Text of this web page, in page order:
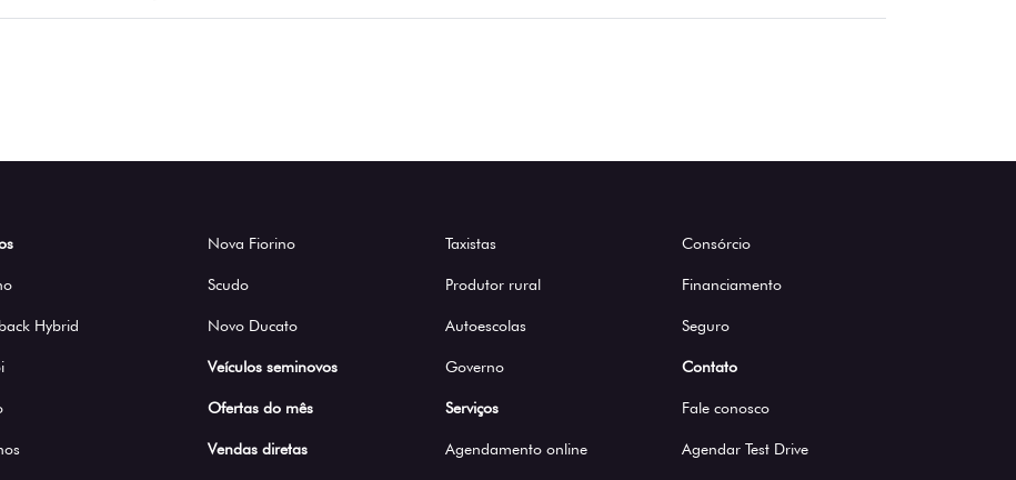
Hybrid
Nova Fiorino
Scudo
Novo Ducato
Veículos seminovos
Ofertas do mês
Vendas diretas
Taxistas
Produtor rural
Autoescolas
Governo
Serviços
Agendamento online
Consórcio
Financiamento
Seguro
Contato
Fale conosco
Agendar Test Drive